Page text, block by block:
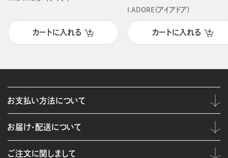
カートに入れる
I.ADORE（アイアドア）
カートに入れる
お支払い方法について
お届け・配送について
ご注文に関しまして